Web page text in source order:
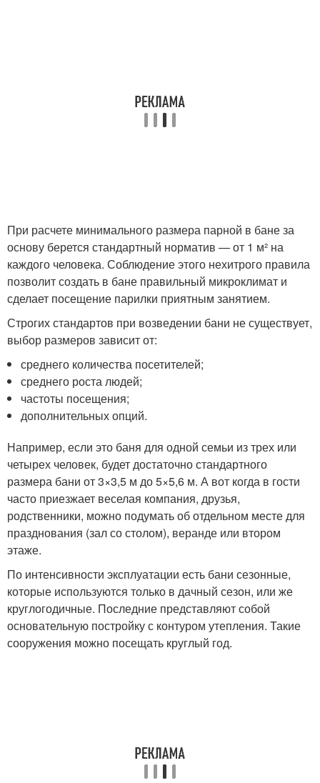
При расчете минимального размера парной в бане за
основу берется стандартный норматив — от 1 м² на
каждого человека. Соблюдение этого нехитрого правила
позволит создать в бане правильный микроклимат и
сделает посещение парилки приятным занятием.
Строгих стандартов при возведении бани не существует,
выбор размеров зависит от:
среднего количества посетителей;
среднего роста людей;
частоты посещения;
дополнительных опций.
Например, если это баня для одной семьи из трех или
четырех человек, будет достаточно стандартного
размера бани от 3×3,5 м до 5×5,6 м. А вот когда в гости
часто приезжает веселая компания, друзья,
родственники, можно подумать об отдельном месте для
празднования (зал со столом), веранде или втором
этаже.
По интенсивности эксплуатации есть бани сезонные,
которые используются только в дачный сезон, или же
круглогодичные. Последние представляют собой
основательную постройку с контуром утепления. Такие
сооружения можно посещать круглый год.